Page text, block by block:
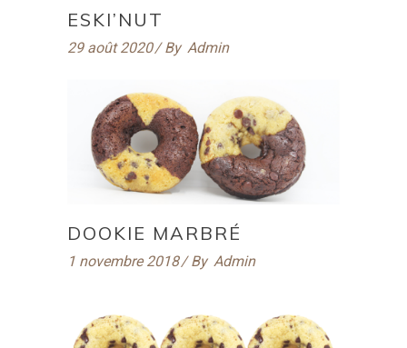
ESKI’NUT
29 août 2020 By Admin
DOOKIE MARBRÉ
1 novembre 2018 By Admin